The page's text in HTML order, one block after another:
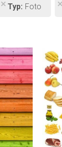
Typ Foto